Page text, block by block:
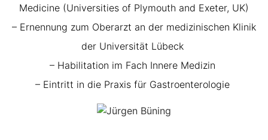
Medicine (Universities of Plymouth and Exeter, UK)
– Ernennung zum Oberarzt an der medizinischen Klinik
der Universität Lübeck
– Habilitation im Fach Innere Medizin
– Eintritt in die Praxis für Gastroenterologie